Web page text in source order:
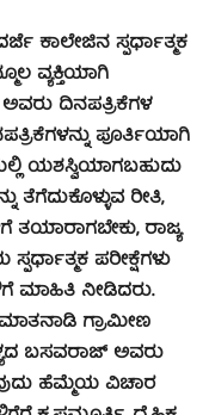
ಸ್ಪರ್ಧಾತ್ಮಕ
ವ್ಯಕ್ತಿಯಾಗಿ
ದಿನಪತ್ರಿಕೆಗಳ
ಪೂರ್ತಿಯಾಗಿ
ಯಶಸ್ವಿಯಾಗಬಹುದು
ತೆಗೆದುಕೊಳ್ಳುವ ರೀತಿ,
ತಯಾರಾಗಬೇಕು, ರಾಜ್ಯ
ಪರೀಕ್ಷೆಗಳು
ಮಾಹಿತಿ ನೀಡಿದರು.
ಗ್ರಾಮೀಣ
ಬಸವರಾಜ್ ಅವರು
ಹೆಮ್ಮೆಯ ವಿಚಾರ